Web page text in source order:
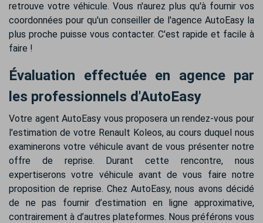
retrouve votre véhicule. Vous n'aurez plus qu'à fournir vos
coordonnées pour qu'un conseiller de l'agence AutoEasy la
plus proche puisse vous contacter. C'est rapide et facile à
faire !
Évaluation effectuée en agence par
les professionnels d'AutoEasy
Votre agent AutoEasy vous proposera un rendez-vous pour
l'estimation de votre Renault Koleos, au cours duquel nous
examinerons votre véhicule avant de vous présenter notre
offre de reprise. Durant cette rencontre, nous
expertiserons votre véhicule avant de vous faire notre
proposition de reprise. Chez AutoEasy, nous avons décidé
de ne pas fournir d’estimation en ligne approximative,
contrairement à d’autres plateformes. Nous préférons vous